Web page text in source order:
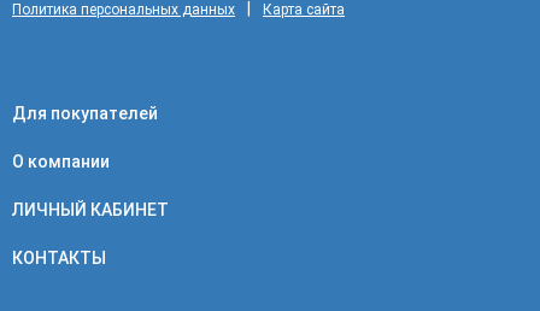
Политика персональных данных Карта сайта
Для покупателей
О компании
ЛИЧНЫЙ КАБИНЕТ
КОНТАКТЫ